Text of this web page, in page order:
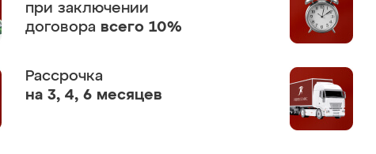
при заключении
договора всего 10%
Рассрочка
на 3, 4, 6 месяцев